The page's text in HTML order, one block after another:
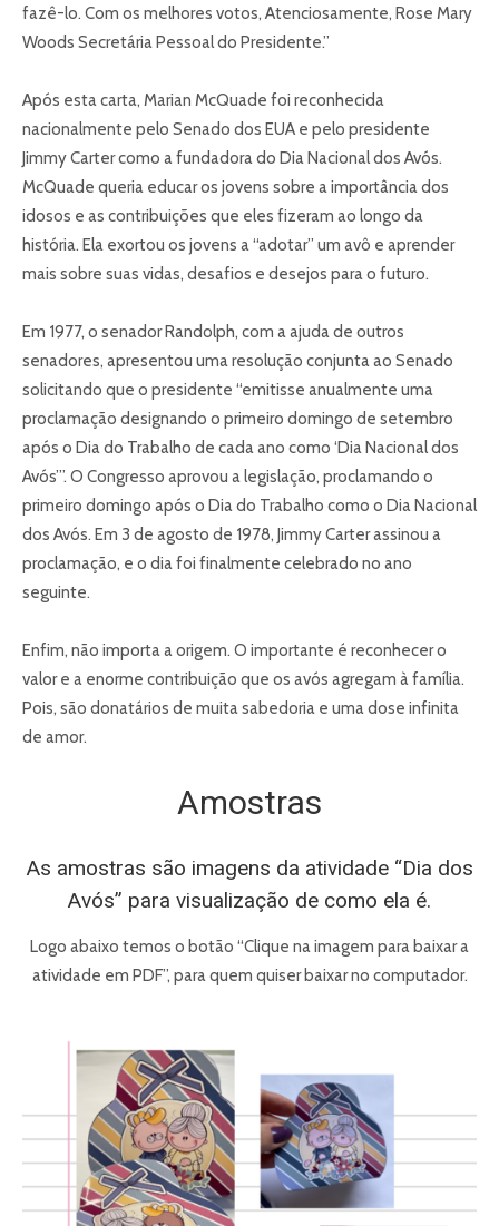
fazê-lo. Com os melhores votos, Atenciosamente, Rose Mary
Woods Secretária Pessoal do Presidente.”
Após esta carta, Marian McQuade foi reconhecida
nacionalmente pelo Senado dos EUA e pelo presidente
Jimmy Carter como a fundadora do Dia Nacional dos Avós.
McQuade queria educar os jovens sobre a importância dos
idosos e as contribuições que eles fizeram ao longo da
história. Ela exortou os jovens a “adotar” um avô e aprender
mais sobre suas vidas, desafios e desejos para o futuro.
Em 1977, o senador Randolph, com a ajuda de outros
senadores, apresentou uma resolução conjunta ao Senado
solicitando que o presidente “emitisse anualmente uma
proclamação designando o primeiro domingo de setembro
após o Dia do Trabalho de cada ano como ‘Dia Nacional dos
Avós’”. O Congresso aprovou a legislação, proclamando o
primeiro domingo após o Dia do Trabalho como o Dia Nacional
dos Avós. Em 3 de agosto de 1978, Jimmy Carter assinou a
proclamação, e o dia foi finalmente celebrado no ano
seguinte.
Enfim, não importa a origem. O importante é reconhecer o
valor e a enorme contribuição que os avós agregam à família.
Pois, são donatários de muita sabedoria e uma dose infinita
de amor.
Amostras
As amostras são imagens da atividade “Dia dos
Avós” para visualização de como ela é.
Logo abaixo temos o botão “Clique na imagem para baixar a
atividade em PDF”, para quem quiser baixar no computador.